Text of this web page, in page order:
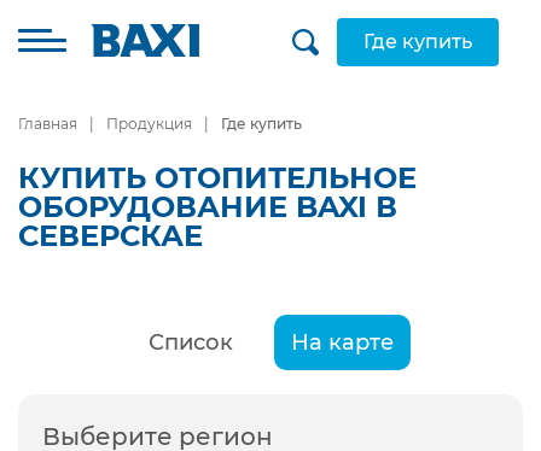
Где купить
Главная Продукция Где купить
КУПИТЬ ОТОПИТЕЛЬНОЕ
ОБОРУДОВАНИЕ BAXI В
СЕВЕРСКАЕ
Список На карте
Выберите регион